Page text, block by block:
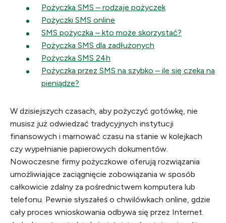
Pożyczka SMS – rodzaje pożyczek
Pożyczki SMS online
SMS pożyczka – kto może skorzystać?
Pożyczka SMS dla zadłużonych
Pożyczka SMS 24h
Pożyczka przez SMS na szybko – ile się czeka na
pieniądze?
W dzisiejszych czasach, aby pożyczyć gotówkę, nie
musisz już odwiedzać tradycyjnych instytucji
finansowych i marnować czasu na stanie w kolejkach
czy wypełnianie papierowych dokumentów.
Nowoczesne firmy pożyczkowe oferują rozwiązania
umożliwiające zaciągnięcie zobowiązania w sposób
całkowicie zdalny za pośrednictwem komputera lub
telefonu. Pewnie słyszałeś o chwilówkach online, gdzie
cały proces wnioskowania odbywa się przez Internet.